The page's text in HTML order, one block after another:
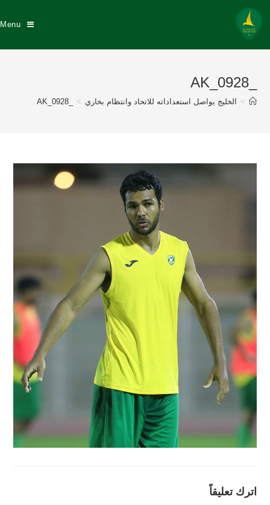
Menu
_AK_0928
> الخليج يواصل استعداداته للاتحاد وانتظام بخاري >
_AK_0928
اترك تعليقاً